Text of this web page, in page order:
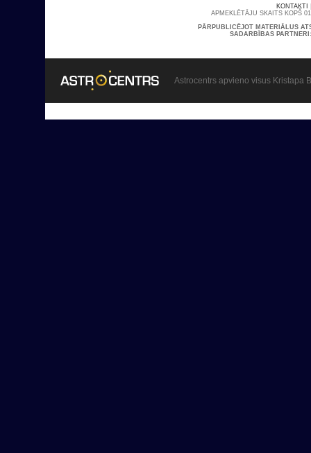
KONTAKTI
APMEKLĒTĀJU SKAITS KOPŠ
PĀRPUBLICĒJOT MATERIĀLUS
SADARBĪBAS
Astrocentrs apvieno visus Kristapa